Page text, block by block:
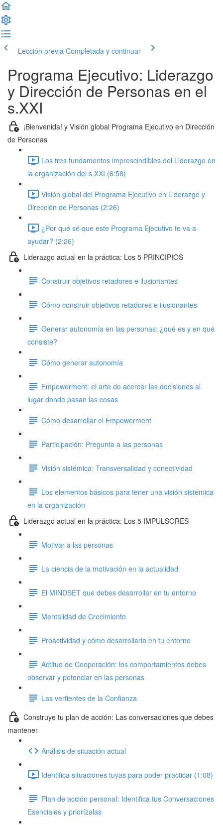
Lección previa Completada y continuar
Programa Ejecutivo: Liderazgo
y Dirección de Personas en el
s.XXI
¡Bienvenida! y Visión global Programa Ejecutivo en Dirección
de Personas
Los tres fundamentos imprescindibles del Liderazgo en
la organización del s.XXI (6:58)
Visión global del Programa Ejecutivo en Liderazgo y
Dirección de Personas (2:26)
¿Por qué sé que este Programa Ejecutivo te va a
ayudar? (2:26)
Liderazgo actual en la práctica: Los 5 PRINCIPIOS
Construir objetivos retadores e ilusionantes
Cómo construir objetivos retadores e ilusionantes
Generar autonomía en las personas: ¿qué es y en qué
consiste?
Cómo generar autonomía
Empowerment: el arte de acercar las decisiones al
lugar donde pasan las cosas
Cómo desarrollar el Empowerment
Participación: Pregunta a las personas
Visión sistémica: Transversalidad y conectividad
Los elementos básicos para tener una visión sistémica
en la organización
Liderazgo actual en la práctica: Los 5 IMPULSORES
Motivar a las personas
La ciencia de la motivación en la actualidad
El MINDSET que debes desarrollar en tu entorno
Mentalidad de Crecimiento
Proactividad y cómo desarrollarla en tu entorno
Actitud de Cooperación: los comportamientos debes
observar y potenciar en las personas
Las vertientes de la Confianza
Construye tu plan de acción: Las conversaciones que debes
mantener
Análisis de situación actual
Identifica situaciones tuyas para poder practicar (1:08)
Plan de acción personaI: Identifica tus Conversaciones
Esenciales y priorízalas